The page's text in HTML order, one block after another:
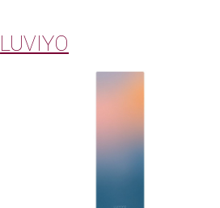
des Unternehmensgewinns an
LUVIYO